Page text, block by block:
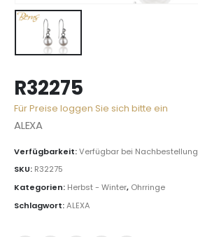
R32275
Für Preise loggen Sie sich bitte ein
ALEXA
Verfügbarkeit:Verfügbar bei Nachbestellung
SKU: R32275
Kategorien: Herbst - Winter, Ohrringe
Schlagwort:ALEXA